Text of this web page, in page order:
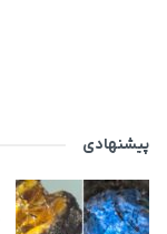
پیشنهادی